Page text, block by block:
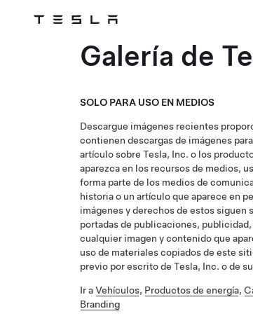
Tesla
Galería de
SOLO PARA USO EN MEDIOS
Descargue imágenes recientes
contienen descargas de imágenes
artículo sobre Tesla, Inc. o los
aparezca en los recursos de medios,
forma parte de los medios de
historia o un artículo que aparece en
imágenes y derechos de estos siguen
portadas de publicaciones,
cualquier imagen y contenido que
uso de materiales copiados de este
previo por escrito de Tesla, Inc. o de
Ir aVehículos, Productos de energía,
Branding